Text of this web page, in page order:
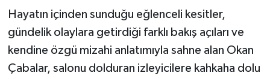
Hayatın içinden sunduğu eğlenceli kesitler,
gündelik olaylara getirdiği farklı bakış açıları ve
kendine özgü mizahi anlatımıyla sahne alan Okan
Çabalar, salonu dolduran izleyicilere kahkaha dolu